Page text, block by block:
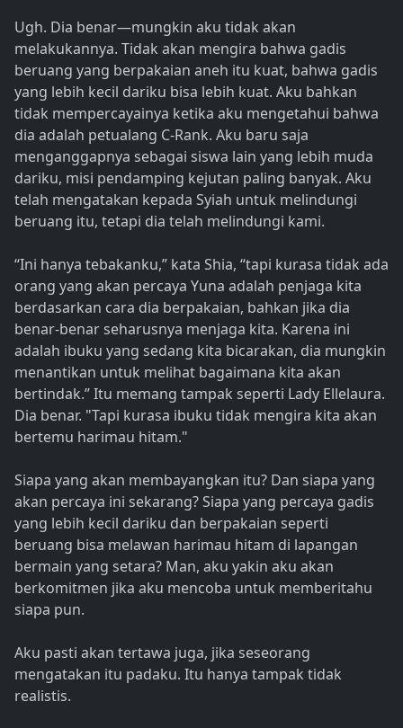
Ugh. Dia benar—mungkin aku tidak akan
melakukannya. Tidak akan mengira bahwa gadis
beruang yang berpakaian aneh itu kuat, bahwa gadis
yang lebih kecil dariku bisa lebih kuat. Aku bahkan
tidak mempercayainya ketika aku mengetahui bahwa
dia adalah petualang C-Rank. Aku baru saja
menganggapnya sebagai siswa lain yang lebih muda
dariku, misi pendamping kejutan paling banyak. Aku
telah mengatakan kepada Syiah untuk melindungi
beruang itu, tetapi dia telah melindungi kami.
“Ini hanya tebakanku,” kata Shia, “tapi kurasa tidak ada
orang yang akan percaya Yuna adalah penjaga kita
berdasarkan cara dia berpakaian, bahkan jika dia
benar-benar seharusnya menjaga kita. Karena ini
adalah ibuku yang sedang kita bicarakan, dia mungkin
menantikan untuk melihat bagaimana kita akan
bertindak.” Itu memang tampak seperti Lady Ellelaura.
Dia benar. "Tapi kurasa ibuku tidak mengira kita akan
bertemu harimau hitam."
Siapa yang akan membayangkan itu? Dan siapa yang
akan percaya ini sekarang? Siapa yang percaya gadis
yang lebih kecil dariku dan berpakaian seperti
beruang bisa melawan harimau hitam di lapangan
bermain yang setara? Man, aku yakin aku akan
berkomitmen jika aku mencoba untuk memberitahu
siapa pun.
Aku pasti akan tertawa juga, jika seseorang
mengatakan itu padaku. Itu hanya tampak tidak
realistis.